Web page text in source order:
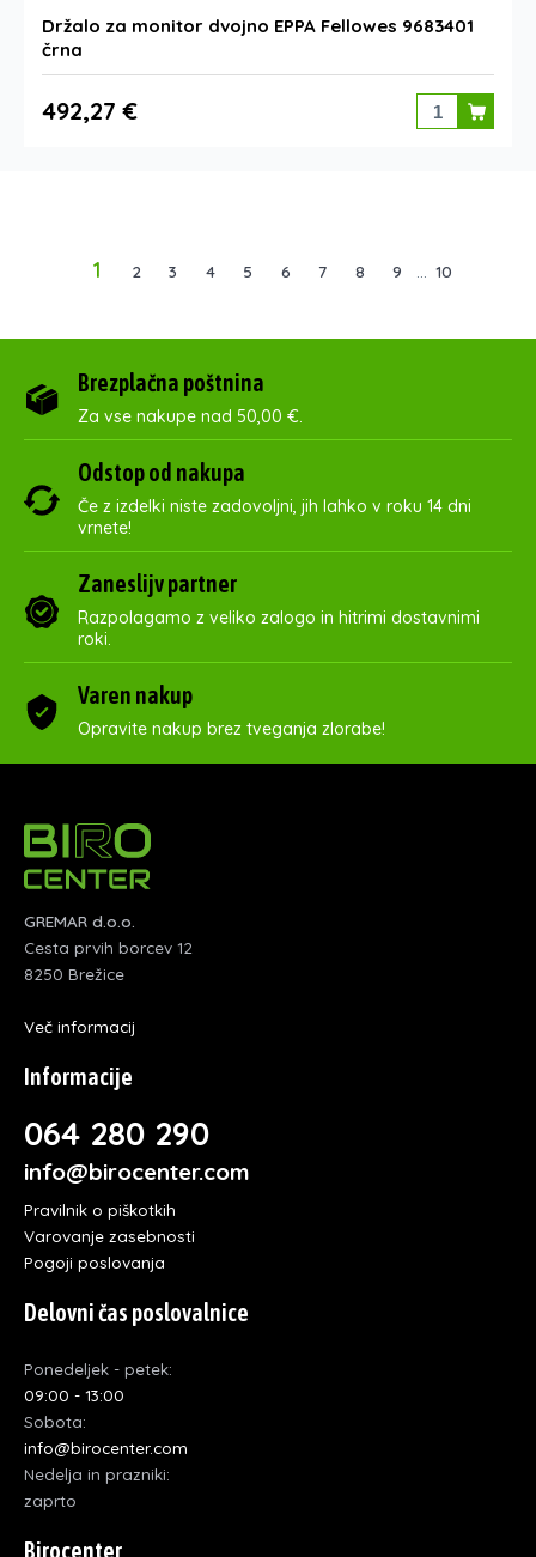
Držalo za monitor dvojno EPPA Fellowes 9683401
črna
492,27 €
1 2 3 4 5 6 7 8 9 10
Brezplačna poštnina
Za vse nakupe nad 50,00 €.
Odstop od nakupa
Če z izdelki niste zadovoljni, jih lahko v roku 14 dni
vrnete!
Zaneslijv partner
Razpolagamo z veliko zalogo in hitrimi dostavnimi
roki.
Varen nakup
Opravite nakup brez tveganja zlorabe!
GREMAR d.o.o.
Cesta prvih borcev 12
8250 Brežice
Več informacij
Informacije
064 280 290
info@birocenter.com
Pravilnik o piškotkih
Varovanje zasebnosti
Pogoji poslovanja
Delovni čas poslovalnice
Ponedeljek - petek:
09:00 - 13:00
Sobota:
info@birocenter.com
Nedelja in prazniki:
zaprto
Birocenter